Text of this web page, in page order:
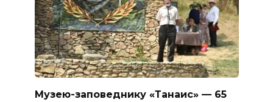
Музею-заповеднику «Танаис» — 65